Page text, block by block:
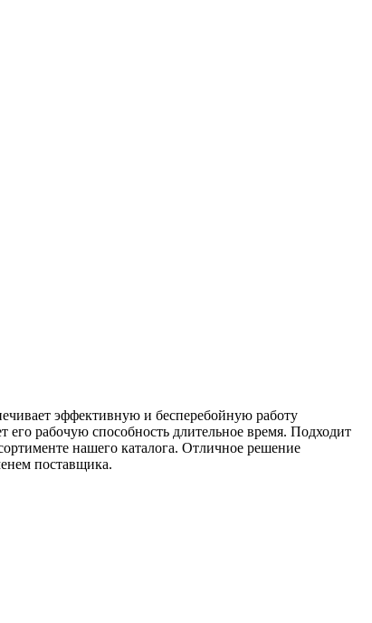
эффективную и бесперебойную работу
его рабочую способность длительное время. Подходит
нашего каталога. Отличное решение
поставщика.